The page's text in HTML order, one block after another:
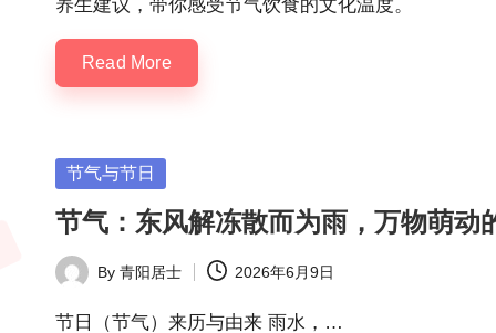
养生建议，带你感受节气饮食的文化温度。
Read More
Posted
节气与节日
节气：东风解冻散而为雨，万物萌动
Posted
by
By 青阳居士 2026年6月9日
节日（节气）来历与由来 雨水，…